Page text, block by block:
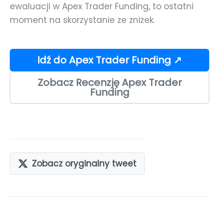
ewaluacji w Apex Trader Funding, to ostatni
moment na skorzystanie ze zniżek.
Idź do Apex Trader Funding ↗
Zobacz Recenzję Apex Trader
Funding
Zobacz oryginalny tweet